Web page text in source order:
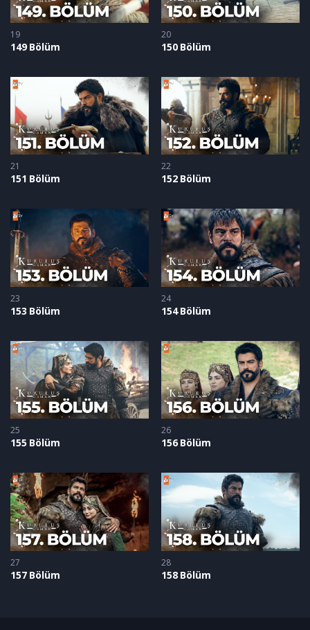
19
149 Bölüm
20
150 Bölüm
21
151 Bölüm
22
152 Bölüm
23
153 Bölüm
24
154 Bölüm
25
155 Bölüm
26
156 Bölüm
27
157 Bölüm
28
158 Bölüm